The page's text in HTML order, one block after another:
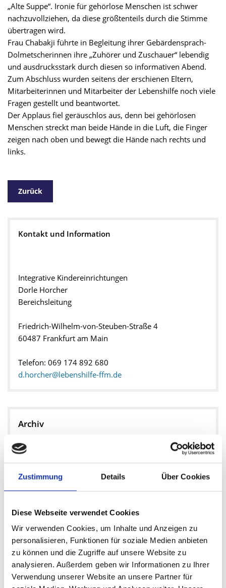
Zustimmung Details Über Cookies
Diese Webseite verwendet Cookies
Wir verwenden Cookies, um Inhalte und Anzeigen zu
personalisieren, Funktionen für soziale Medien anbieten
zu können und die Zugriffe auf unsere Website zu
analysieren. Außerdem geben wir Informationen zu Ihrer
Verwendung unserer Website an unsere Partner für
„Alte Suppe“. Ironie für gehörlose Menschen ist schwer
nachzuvollziehen, da diese größtenteils durch die Stimme
übertragen wird.
Frau Chabakji führte in Begleitung ihrer Gebärdensprach-
Dolmetscherinnen ihre „Zuhörer und Zuschauer“ lebendig
und ausdrucksstark durch diesen so informativen Abend.
Zum Abschluss wurden seitens der erschienen Eltern,
Mitarbeiterinnen und Mitarbeiter der Lebenshilfe noch viele
Fragen gestellt und beantwortet.
Der Applaus fiel geräuschlos aus, denn bei gehörlosen
Menschen streckt man beide Hände in die Luft, die Finger
zeigen nach oben und bewegt die Hände nach rechts und
links.
Zurück
Kontakt und Information
Integrative Kindereinrichtungen
Dorle Horcher
Bereichsleitung
Friedrich-Wilhelm-von-Steuben-Straße 4
60487 Frankfurt am Main
Telefon: 069 174 892 680
d.horcher@lebenshilfe-ffm.de
Archiv
2025
Mai 2025
August 2024
2023